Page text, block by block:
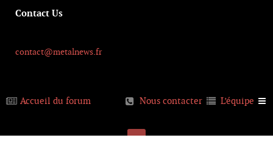
Contact Us
contact@metalnews.fr
Accueil du forum L’équipe
Nous contacter